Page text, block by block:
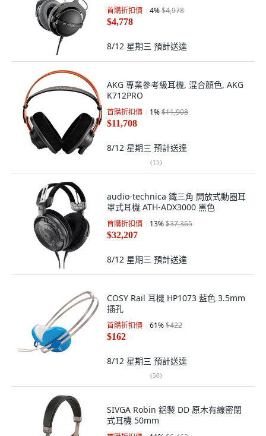
首購折扣價 4%$4,978
$4,778
8/12 星期三 預計送達
AKG 專業參考級耳機, 混合顏色, AKG
K712PRO
首購折扣價 1%$11,908
$11,708
8/12 星期三 預計送達
(15)
audio-technica 鐵三角 開放式動圈耳
罩式耳機 ATH-ADX3000 黑色
首購折扣價 13%$37,365
$32,207
8/12 星期三 預計送達
COSY Rail 耳機 HP1073 藍色 3.5mm
插孔
首購折扣價 61%$422
$162
8/12 星期三 預計送達
(50)
SIVGA Robin 鋁製 DD 原木有線密閉
式耳機 50mm